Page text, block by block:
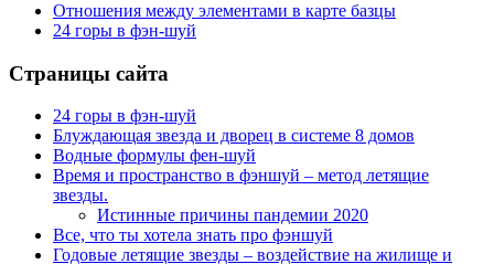
Отношения между элементами в карте базцы
24 горы в фэн-шуй
Страницы сайта
24 горы в фэн-шуй
Блуждающая звезда и дворец в системе 8 домов
Водные формулы фен-шуй
Время и пространство в фэншуй – метод летящие
звезды.
Истинные причины пандемии 2020
Все, что ты хотела знать про фэншуй
Годовые летящие звезды – воздействие на жилище и